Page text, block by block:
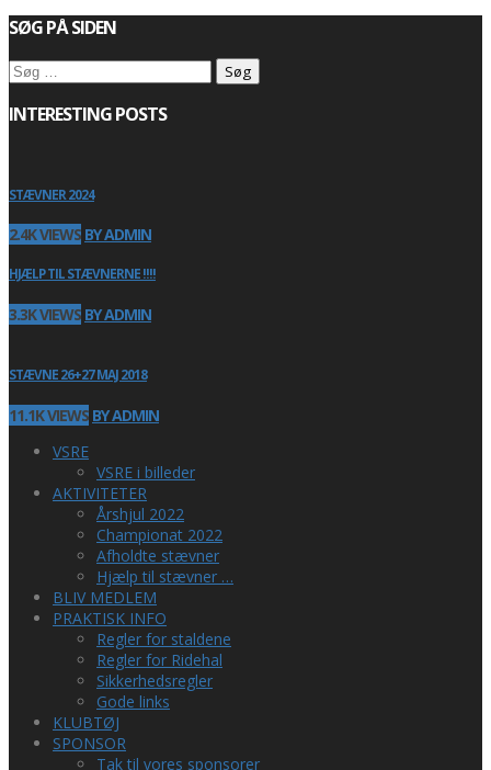
SØG PÅ SIDEN
Søg
efter:
INTERESTING POSTS
STÆVNER 2024
2.4K VIEWS BY ADMIN
HJÆLP TIL STÆVNERNE !!!!
3.3K VIEWS BY ADMIN
STÆVNE 26+27 MAJ 2018
11.1K VIEWS BY ADMIN
VSRE
VSRE i billeder
AKTIVITETER
Årshjul 2022
Championat 2022
Afholdte stævner
Hjælp til stævner …
BLIV MEDLEM
PRAKTISK INFO
Regler for staldene
Regler for Ridehal
Sikkerhedsregler
Gode links
KLUBTØJ
SPONSOR
Tak til vores sponsorer